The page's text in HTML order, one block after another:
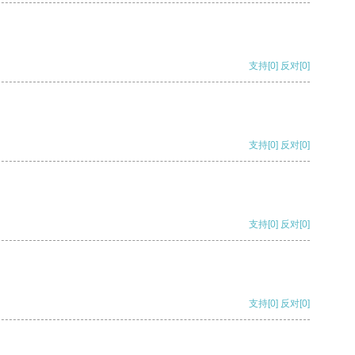
支持[0] 反对[0]
支持[0] 反对[0]
支持[0] 反对[0]
支持[0] 反对[0]